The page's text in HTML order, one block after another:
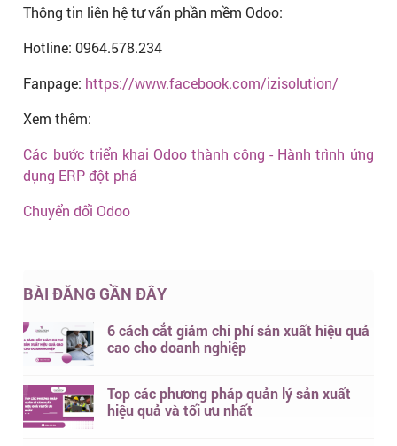
Thông tin liên hệ tư vấn phần mềm Odoo:
Hotline: 0964.578.234
Fanpage: https://www.facebook.com/izisolution/
Xem thêm:
Các bước triển khai Odoo thành công - Hành trình ứng
dụng ERP đột phá
Chuyển đổi Odoo
BÀI ĐĂNG GẦN ĐÂY
6 cách cắt giảm chi phí sản xuất hiệu quả
cao cho doanh nghiệp
Top các phương pháp quản lý sản xuất
hiệu quả và tối ưu nhất